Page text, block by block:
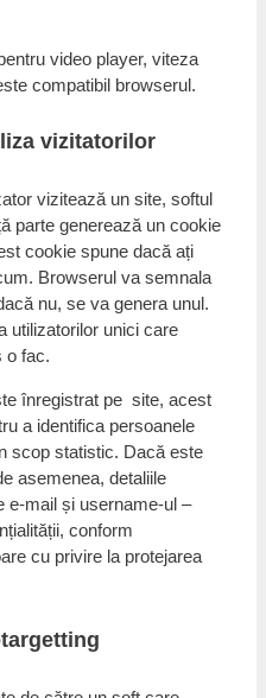
video player, viteza
compatibil browserul.
vizitatorilor
vizitează un site, softul
parte generează un cookie
cookie spune dacă ați
Browserul va semnala
nu, se va genera unul.
utilizatorilor unici care
o fac.
înregistrat pe site, acest
a identifica persoanele
scop statistic. Dacă este
asemenea, detaliile
e-mail și username-ul –
conform
cu privire la protejarea